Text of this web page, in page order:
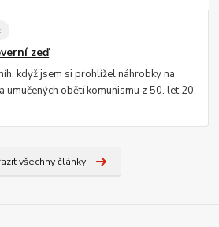
zeď
když jsem si prohlížel náhrobky na
umučených obětí komunismu z 50. let 20.
všechny články